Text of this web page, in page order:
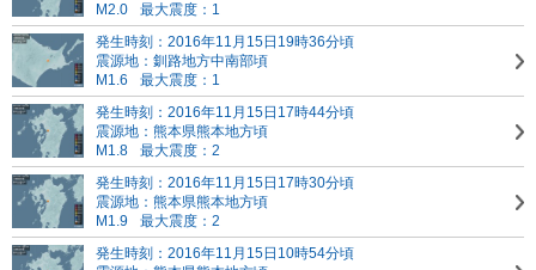
M2.0
最大震度：1
発生時刻：2016年11月15日19時36分頃
震源地：釧路地方中南部頃
M1.6
最大震度：1
発生時刻：2016年11月15日17時44分頃
震源地：熊本県熊本地方頃
M1.8
最大震度：2
発生時刻：2016年11月15日17時30分頃
震源地：熊本県熊本地方頃
M1.9
最大震度：2
発生時刻：2016年11月15日10時54分頃